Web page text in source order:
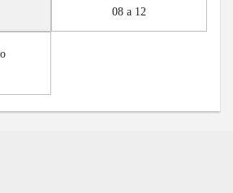
08 a 12